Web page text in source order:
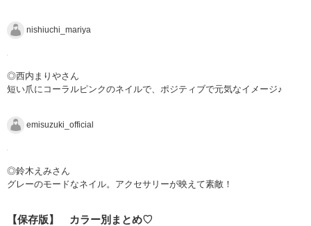
nishiuchi_mariya
◎西内まりやさん
短い爪にコーラルピンクのネイルで、ポジティブで元気なイメージ♪
emisuzuki_official
◎鈴木えみさん
グレーのモードなネイル。アクセサリーが映えて素敵！
【保存版】 カラー別まとめ♡